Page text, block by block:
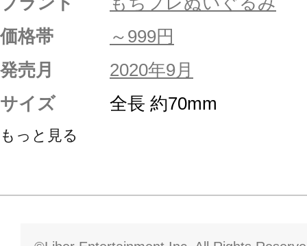
価格帯
～999円
発売月
2020年9月
サイズ
全長 約70mm
もっと見る